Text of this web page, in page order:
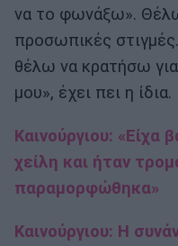
να το φωνάξω».
προσωπικές
θέλω να κρατήσω για
μου», έχει πει η ίδια.
Καινούργιου: «Είχα
χείλη και ήταν
παραμορφώθηκα»
Καινούργιου: Η